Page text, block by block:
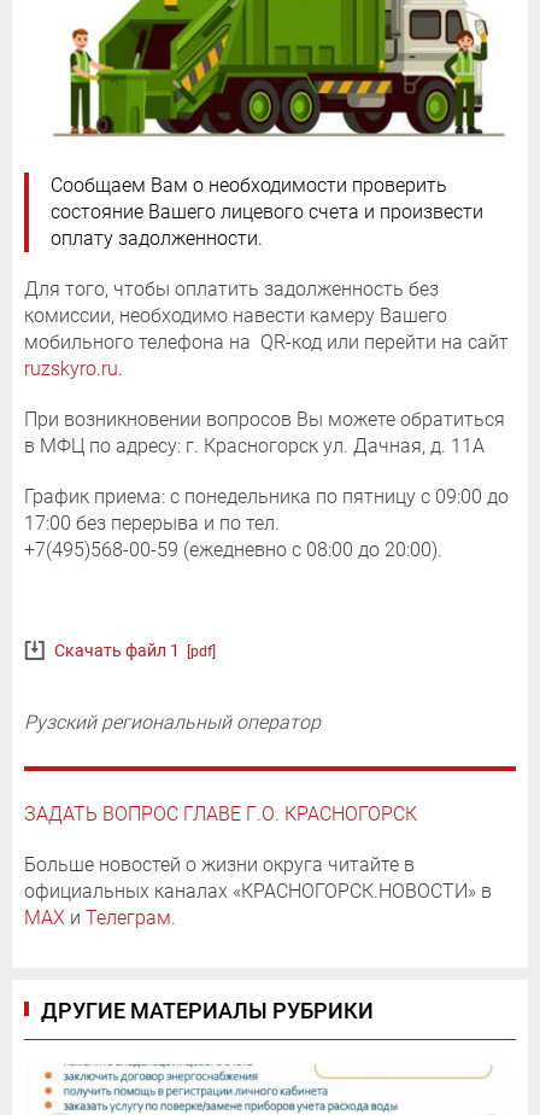
Сообщаем Вам о необходимости проверить
состояние Вашего лицевого счета и произвести
оплату задолженности.
Для того, чтобы оплатить задолженность без
комиссии, необходимо навести камеру Вашего
мобильного телефона на QR-код или перейти на сайт
ruzskyro.ru.
При возникновении вопросов Вы можете обратиться
в МФЦ по адресу: г. Красногорск ул. Дачная, д. 11А
График приема: с понедельника по пятницу с 09:00 до
17:00 без перерыва и по тел.
+7(495)568-00-59 (ежедневно с 08:00 до 20:00).
Скачать файл 1 [pdf]
Рузский региональный оператор
ЗАДАТЬ ВОПРОС ГЛАВЕ Г.О. КРАСНОГОРСК
Больше новостей о жизни округа читайте в
официальных каналах «КРАСНОГОРСК.НОВОСТИ» в
MAX и Телеграм.
ДРУГИЕ МАТЕРИАЛЫ РУБРИКИ